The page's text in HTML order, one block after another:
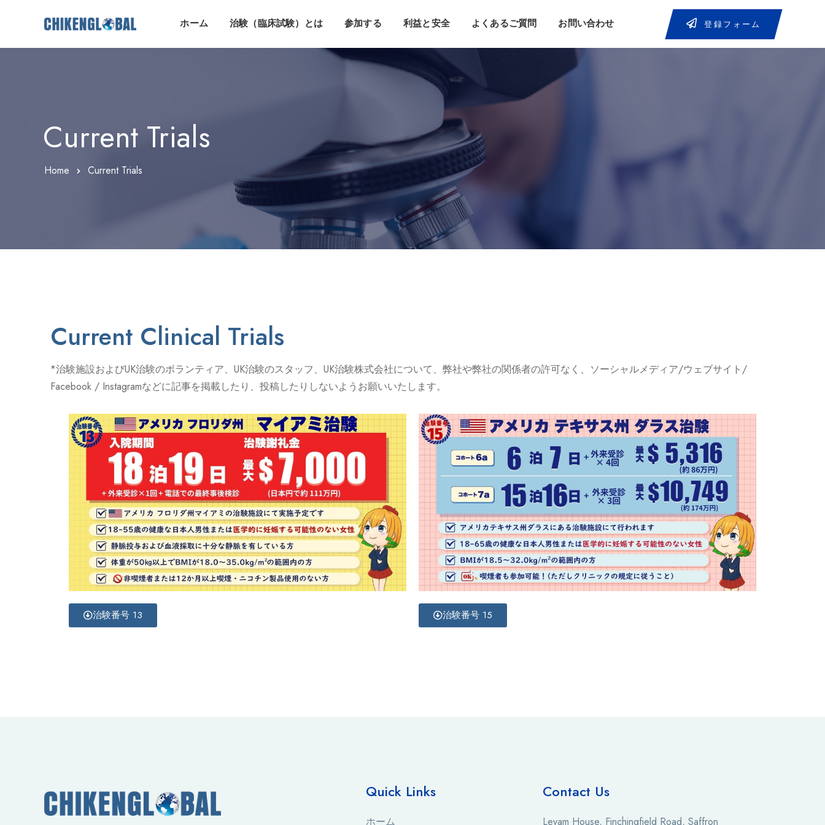
ホーム 治験（臨床試験）とは 参加する 利益と安全 よくあるご質問 お問い合わせ 登録フォーム
Current Trials
Home Current Trials
Current Clinical Trials
*治験施設およびUK治験のボランティア、UK治験のスタッフ、UK治験株式会社について、弊社や弊社の関係者の許可なく、ソーシャルメディア/ウェブサイト/
Facebook / Instagramなどに記事を掲載したり、投稿したりしないようお願いいたします。
治験番号 13 治験番号 15
Quick Links
ホーム
Contact Us
Leyam House, Finchingfield Road, Saffron